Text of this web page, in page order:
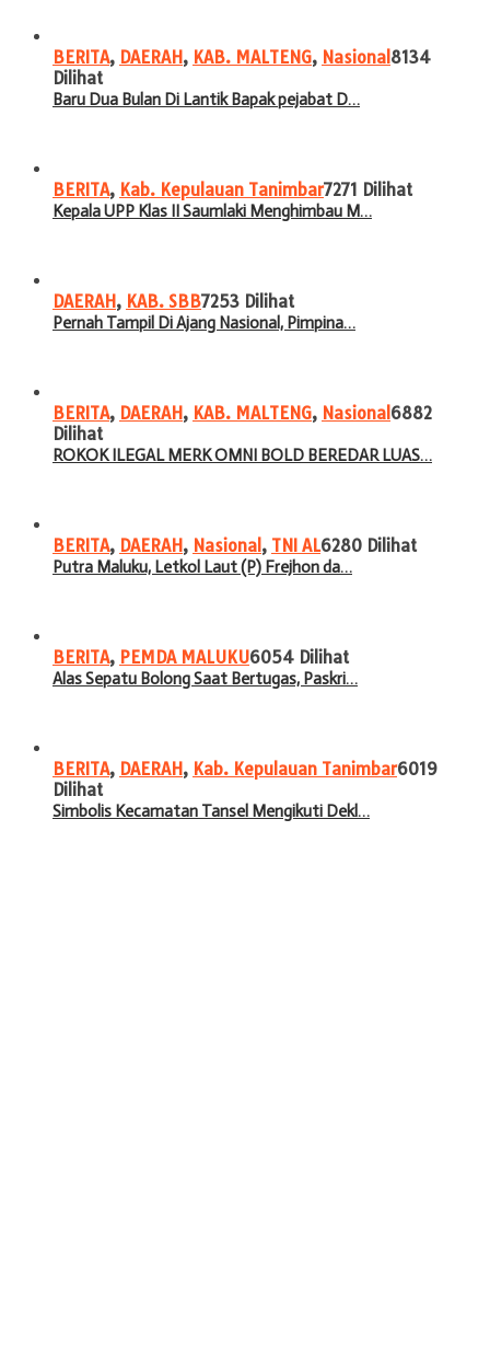
BERITA, DAERAH, KAB. MALTENG, Nasional 8134
Dilihat
Baru Dua Bulan Di Lantik Bapak pejabat D…
BERITA, Kab. Kepulauan Tanimbar7271 Dilihat
Kepala UPP Klas II Saumlaki Menghimbau M…
DAERAH, KAB. SBB7253 Dilihat
Pernah Tampil Di Ajang Nasional, Pimpina…
BERITA, DAERAH, KAB. MALTENG, Nasional 6882
Dilihat
ROKOK ILEGAL MERK OMNI BOLD BEREDAR LUAS…
BERITA, DAERAH, Nasional , TNI AL6280 Dilihat
Putra Maluku, Letkol Laut (P) Frejhon da…
BERITA, PEMDA MALUKU6054 Dilihat
Alas Sepatu Bolong Saat Bertugas, Paskri…
BERITA, DAERAH, Kab. Kepulauan Tanimbar6019
Dilihat
Simbolis Kecamatan Tansel Mengikuti Dekl…